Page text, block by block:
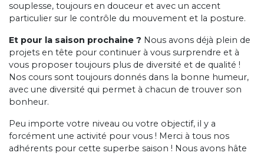
souplesse, toujours en douceur et avec un accent
particulier sur le contrôle du mouvement et la posture.
Et pour la saison prochaine ? Nous avons déjà plein de
projets en tête pour continuer à vous surprendre et à
vous proposer toujours plus de diversité et de qualité !
Nos cours sont toujours donnés dans la bonne humeur,
avec une diversité qui permet à chacun de trouver son
bonheur.
Peu importe votre niveau ou votre objectif, il y a
forcément une activité pour vous ! Merci à tous nos
adhérents pour cette superbe saison ! Nous avons hâte